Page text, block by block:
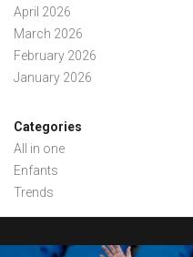
April 2026
March 2026
February 2026
January 2026
Categories
All in one
Enfants
Trends